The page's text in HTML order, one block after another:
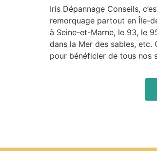
Iris Dépannage Conseils,
remorquage partout en Île-
à Seine-et-Marne, le 93, le
dans la Mer des sables, etc.
pour bénéficier de tous nos